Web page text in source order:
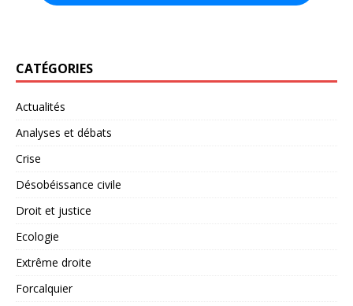
CATÉGORIES
Actualités
Analyses et débats
Crise
Désobéissance civile
Droit et justice
Ecologie
Extrême droite
Forcalquier